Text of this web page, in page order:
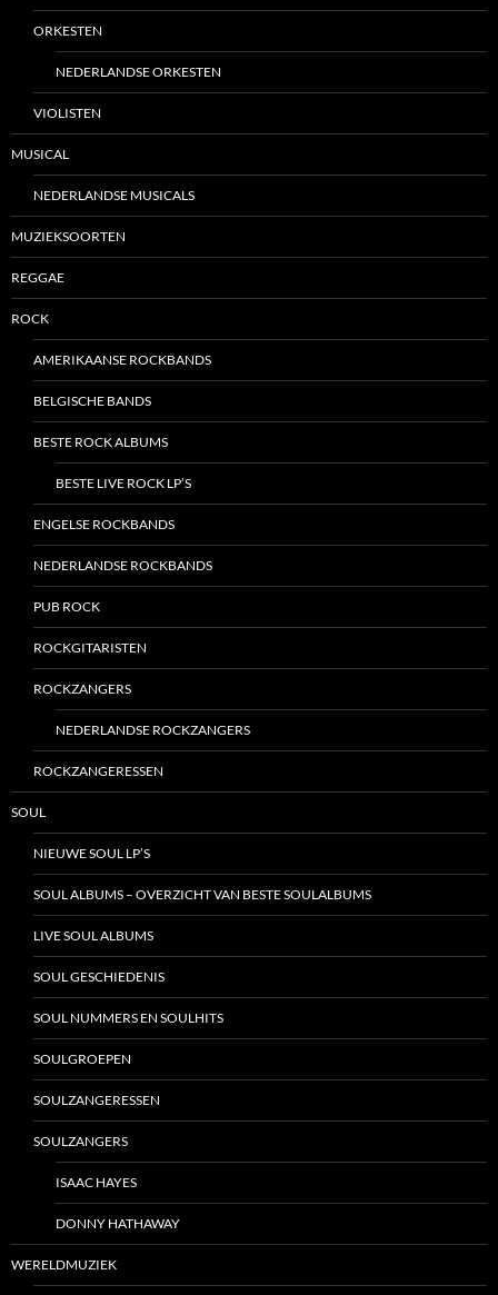
ORKESTEN
NEDERLANDSE ORKESTEN
VIOLISTEN
MUSICAL
NEDERLANDSE MUSICALS
MUZIEKSOORTEN
REGGAE
ROCK
AMERIKAANSE ROCKBANDS
BELGISCHE BANDS
BESTE ROCK ALBUMS
BESTE LIVE ROCK LP’S
ENGELSE ROCKBANDS
NEDERLANDSE ROCKBANDS
PUB ROCK
ROCKGITARISTEN
ROCKZANGERS
NEDERLANDSE ROCKZANGERS
ROCKZANGERESSEN
SOUL
NIEUWE SOUL LP’S
SOUL ALBUMS – OVERZICHT VAN BESTE SOULALBUMS
LIVE SOUL ALBUMS
SOUL GESCHIEDENIS
SOUL NUMMERS EN SOULHITS
SOULGROEPEN
SOULZANGERESSEN
SOULZANGERS
ISAAC HAYES
DONNY HATHAWAY
WERELDMUZIEK